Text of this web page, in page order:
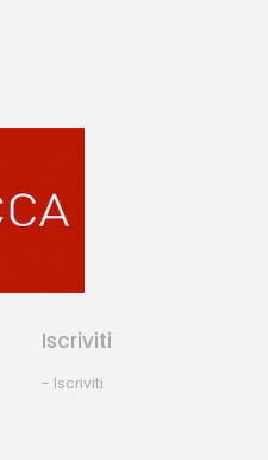
Iscriviti
- Iscriviti